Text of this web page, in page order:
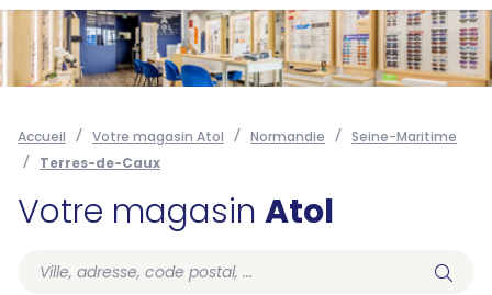
Accueil Votre magasin Atol Normandie
Seine-Maritime
Terres-de-Caux
Votre magasin Atol